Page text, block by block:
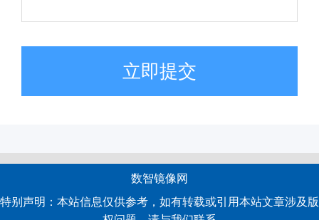
立即提交
数智镜像网
特别声明：本站信息仅供参考，如有转载或引用本站文章涉及版